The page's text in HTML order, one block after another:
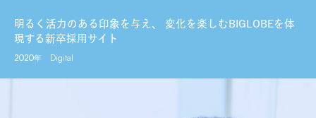
明るく活力のある印象を与え、 変化を楽しむBIGLOBEを体
現する新卒採用サイト
2020年 Digital